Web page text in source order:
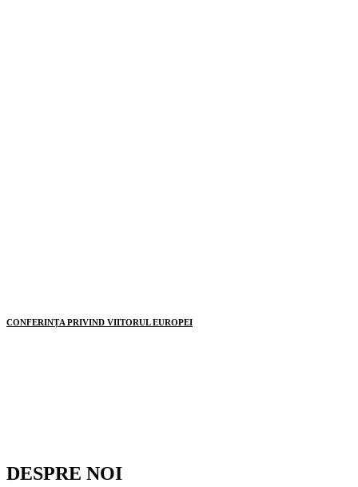
DESPRE NOI
CONFERINȚA PRIVIND VIITORUL EUROPEI